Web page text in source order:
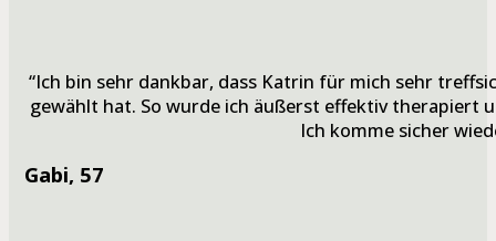
“Ich bin sehr dankbar, dass Katrin für mich sehr
gewählt hat. So wurde ich äußerst effektiv therapiert
Ich komme sicher
Gabi, 57